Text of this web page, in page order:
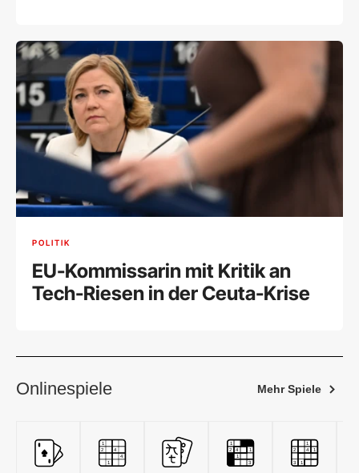
POLITIK
EU-Kommissarin mit Kritik an
Tech-Riesen in der Ceuta-Krise
Onlinespiele Mehr Spiele